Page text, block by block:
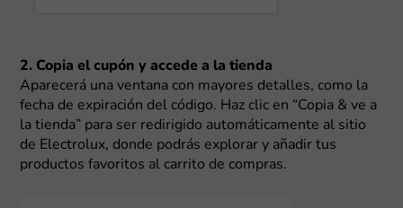
2. Copia el cupón y accede a la tienda
Aparecerá una ventana con mayores detalles, como la
fecha de expiración del código. Haz clic en “Copia & ve a
la tienda” para ser redirigido automáticamente al sitio
de Electrolux, donde podrás explorar y añadir tus
productos favoritos al carrito de compras.